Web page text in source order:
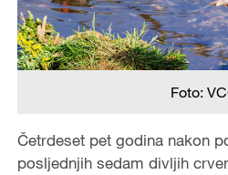
Foto:
Četrdeset pet godina nakon
posljednjih sedam divljih